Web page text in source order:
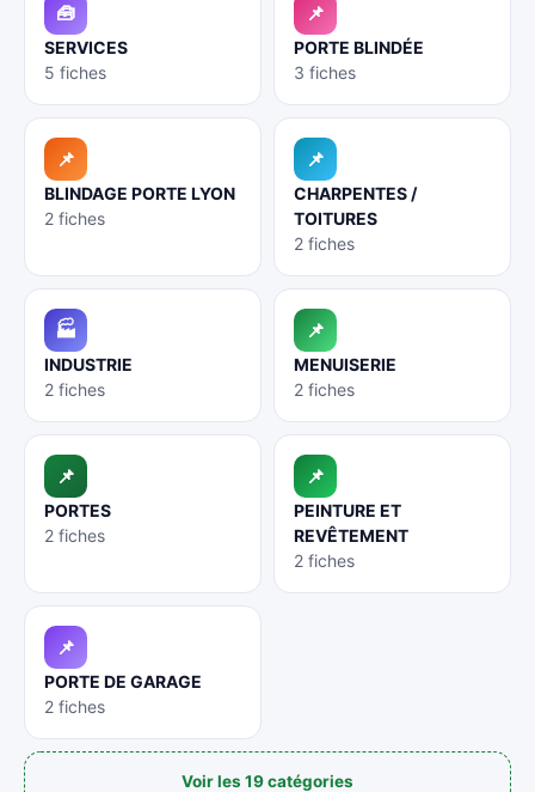
🧰
SERVICES
5 fiches
📌
PORTE BLINDÉE
3 fiches
📌
BLINDAGE PORTE LYON
2 fiches
📌
CHARPENTES /
TOITURES
2 fiches
🏭
INDUSTRIE
2 fiches
📌
MENUISERIE
2 fiches
📌
PORTES
2 fiches
📌
PEINTURE ET
REVÊTEMENT
2 fiches
📌
PORTE DE GARAGE
2 fiches
Voir les 19 catégories